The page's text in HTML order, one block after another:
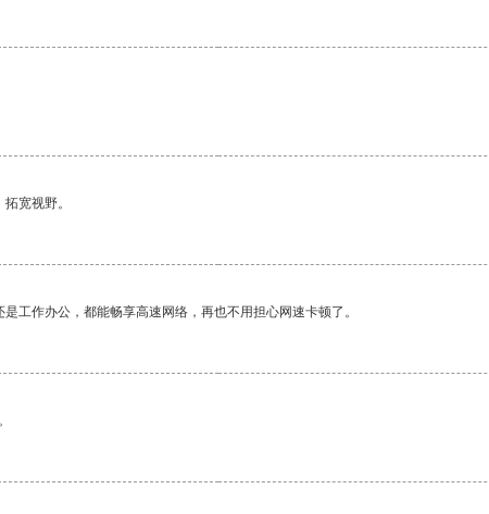
宽视野。
工作办公，都能畅享高速网络，再也不用担心网速卡顿了。